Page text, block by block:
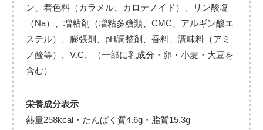
ン、着色料（カラメル、カロテノイド）、リン酸塩
（Na）、増粘剤（増粘多糖類、CMC、アルギン酸エ
ステル）、膨張剤、pH調整剤、香料、調味料（アミ
ノ酸等）、V.C、（一部に乳成分・卵・小麦・大豆を
含む）
栄養成分表示
熱量258kcal・たんぱく質4.6g・脂質15.3g